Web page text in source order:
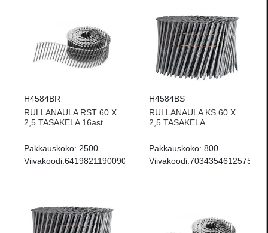
H4584BR
RULLANAULA RST 60 X
2,5 TASAKELA 16ast
Pakkauskoko: 2500
Viivakoodi:6419821190090
H4584BS
RULLANAULA KS 60 X
2,5 TASAKELA
Pakkauskoko: 800
Viivakoodi:7034354612575